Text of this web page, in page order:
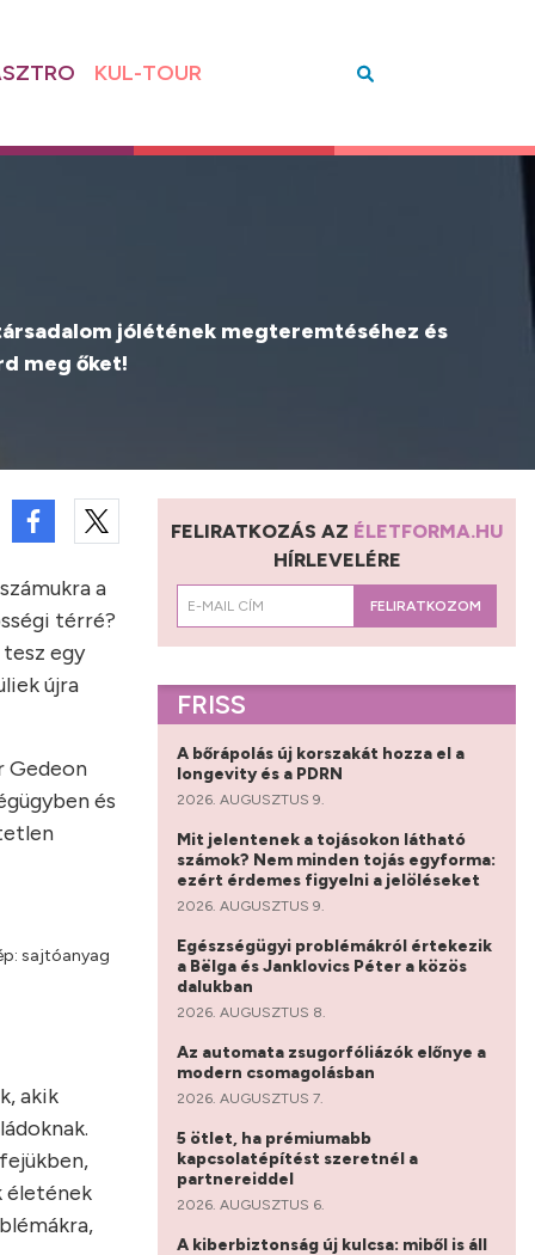
KUL-TOUR
jólétének megteremtéséhez és
meg őket!
a
térré?
egy
újra
Gedeon
és
sajtóanyag
akik
életének
FELIRATKOZÁS AZ ÉLETFORMA.HU
HÍRLEVELÉRE
FELIRATKOZOM
FRISS
A bőrápolás új korszakát hozza el a
longevity és a PDRN
2026. AUGUSZTUS 9.
Mit jelentenek a tojásokon látható
számok? Nem minden tojás egyforma:
ezért érdemes figyelni a jelöléseket
2026. AUGUSZTUS 9.
Egészségügyi problémákról értekezik
a Bëlga és Janklovics Péter a közös
dalukban
2026. AUGUSZTUS 8.
Az automata zsugorfóliázók előnye a
modern csomagolásban
2026. AUGUSZTUS 7.
5 ötlet, ha prémiumabb
kapcsolatépítést szeretnél a
partnereiddel
2026. AUGUSZTUS 6.
A kiberbiztonság új kulcsa: miből is áll